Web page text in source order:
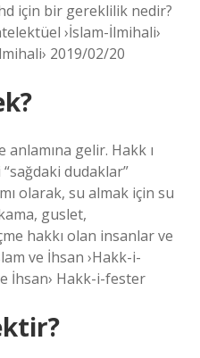
için bir gereklilik nedir?
›İslam-İlmihali›
2019/02/20
gelir. Hakk ı
dudaklar”
olarak, su almak için su
guslet,
hakkı olan insanlar ve
ve İhsan ›Hakk-i-
İhsan› Hakk-i-fester